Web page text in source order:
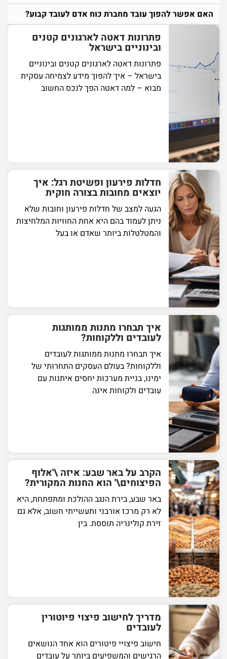
האם אפשר להפוך עובד מחברת כוח אדם לעובד קבוע?
פתרונות דאטה לארגונים קטנים
ובינוניים בישראל
פתרונות דאטה לארגונים קטנים ובינוניים
בישראל – איך להפוך מידע לצמיחה עסקית
מבוא – למה דאטה הפך לנכס החשוב
חדלות פירעון ופשיטת רגל: איך
יוצאים מחובות בצורה חוקית
הגעה למצב של חדלות פירעון וחובות שלא
ניתן לעמוד בהם היא אחת החוויות המלחיצות
והמטלטלות ביותר שאדם או בעל
איך תבחרו מתנות ממותגות
לעובדים וללקוחות?
איך תבחרו מתנות ממותגות לעובדים
וללקוחות? בעולם העסקים התחרותי של
ימינו, בניית מערכות יחסים איתנות עם
עובדים ולקוחות אינה
הקרב על באר שבע: איזה \'אלוף
הפיצוחים\' הוא החנות המקורית?
באר שבע, בירת הנגב ההולכת ומתפתחת, היא
לא רק מרכז אורבני ותעשייתי חשוב, אלא גם
זירת קולינריה תוססת. בין
מדריך לחישוב פיצוי פיוטורין
לעובדים
חישוב פיצויי פיטורים הוא אחד הנושאים
הרגישים והמשפיעים ביותר על עובדים